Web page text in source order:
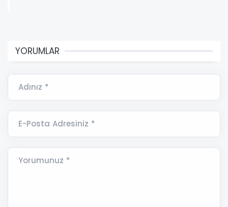
YORUMLAR
Adınız *
E-Posta Adresiniz *
Yorumunuz *